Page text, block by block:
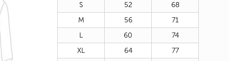
S
52
68
M
56
71
L
60
74
XL
64
77